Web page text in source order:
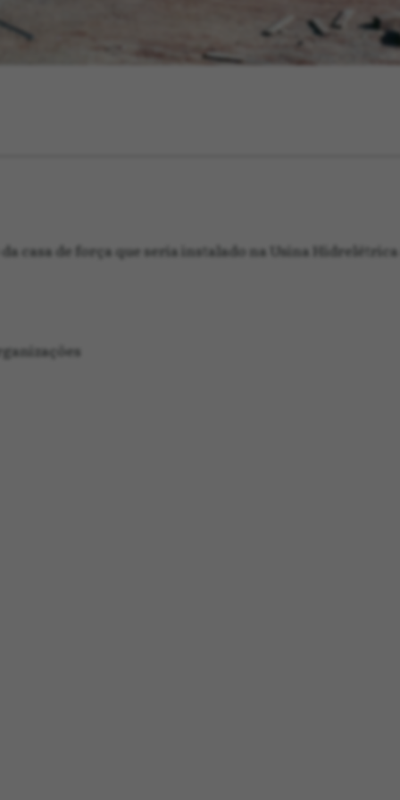
casa de força que seria instalado na Usina